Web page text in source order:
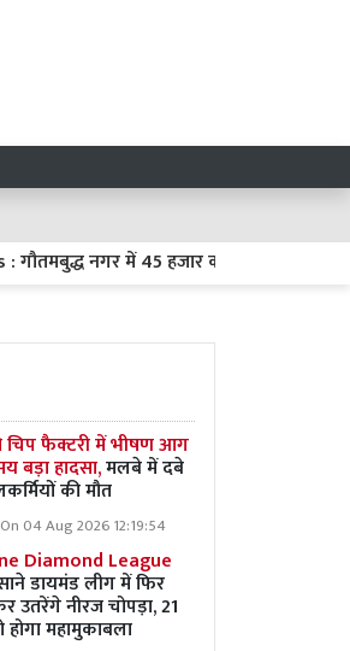
में 45 हजार करोड़ रुपये का निवेश करेंगी 8
चिप फैक्टरी में भीषण आग
बड़ा हादसा,मलबे में दबे
की मौत
04 Aug 2026 12:19:54
Diamond League
डायमंड लीग में फिर
उतरेंगे नीरज चोपड़ा, 21
महामुकाबला